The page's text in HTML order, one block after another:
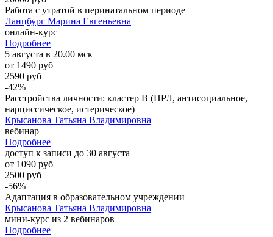
Работа с утратой в перинатальном периоде
Ланцбург Марина Евгеньевна
онлайн-курс
Подробнее
5 августа в 20.00 мск
от 1490 руб
2590 руб
-42%
Расстройства личности: кластер B (ПРЛ, антисоциальное,
нарциссическое, истерическое)
Крысанова Татьяна Владимировна
вебинар
Подробнее
доступ к записи до 30 августа
от 1090 руб
2500 руб
-56%
Адаптация в образовательном учреждении
Крысанова Татьяна Владимировна
мини-курс из 2 вебинаров
Подробнее